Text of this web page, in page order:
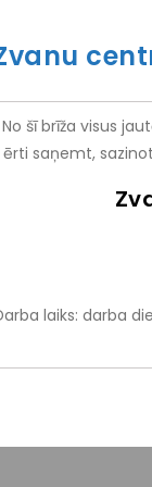
centrs
(+371) 66 958
Realizētie
No šī brīža visus
ērti saņemt,
laiks: darba